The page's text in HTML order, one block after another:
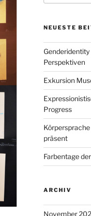
NEUESTE
Perspektiven
Exkursion
Progress
präsent
Farbentage
ARCHIV
November